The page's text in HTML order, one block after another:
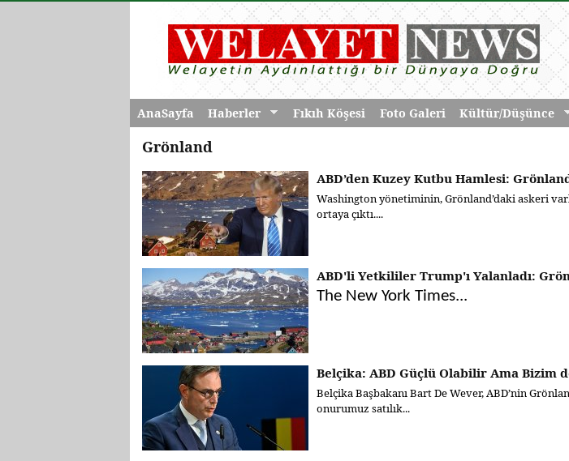
AnaSayfa Haberler Fıkıh Köşesi Foto Galeri Kültür/Düşünce
Grönland
ABD’den Kuzey Kutbu Hamlesi:
Washington yönetiminin, Grönland’daki askeri
ortaya çıktı....
ABD'li Yetkililer Trump'ı Yalanladı:
The New York Times...
Belçika: ABD Güçlü Olabilir Ama Bizim
Belçika Başbakanı Bart De Wever, ABD’nin
onurumuz satılık...